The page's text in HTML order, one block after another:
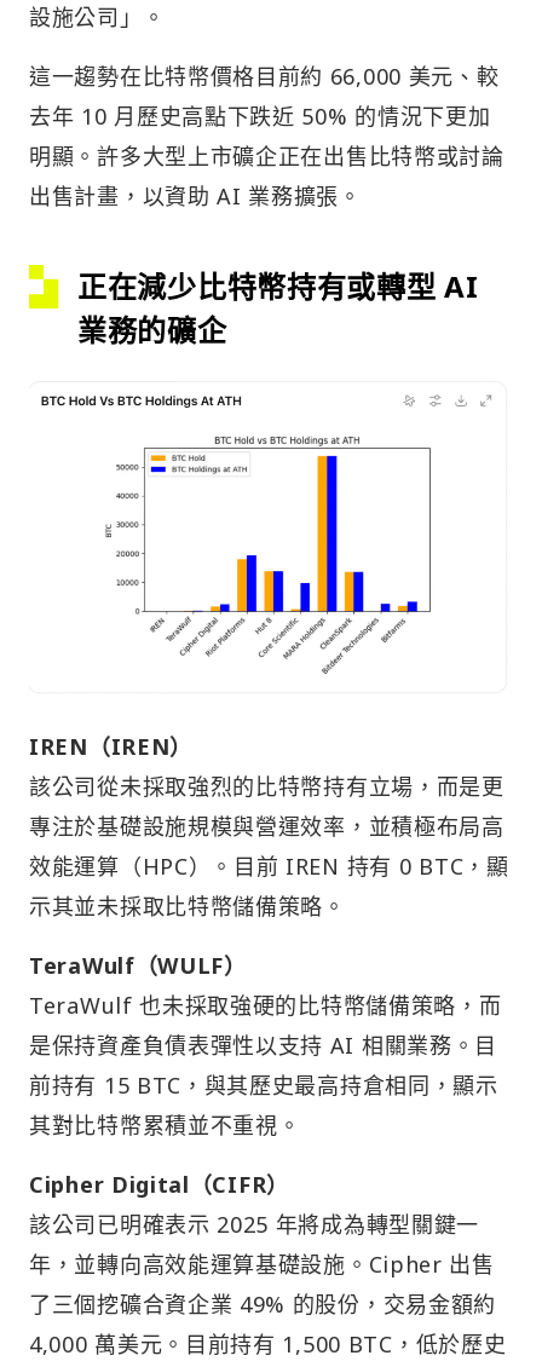
設施公司」。
這一趨勢在比特幣價格目前約 66,000 美元、較
去年 10 月歷史高點下跌近 50% 的情況下更加
明顯。許多大型上市礦企正在出售比特幣或討論
出售計畫，以資助 AI 業務擴張。
正在減少比特幣持有或轉型 AI
業務的礦企
IREN（IREN）
該公司從未採取強烈的比特幣持有立場，而是更
專注於基礎設施規模與營運效率，並積極布局高
效能運算（HPC）。目前 IREN 持有 0 BTC，顯
示其並未採取比特幣儲備策略。
TeraWulf（WULF）
TeraWulf 也未採取強硬的比特幣儲備策略，而
是保持資產負債表彈性以支持 AI 相關業務。目
前持有 15 BTC，與其歷史最高持倉相同，顯示
其對比特幣累積並不重視。
Cipher Digital（CIFR）
該公司已明確表示 2025 年將成為轉型關鍵一
年，並轉向高效能運算基礎設施。Cipher 出售
了三個挖礦合資企業 49% 的股份，交易金額約
4,000 萬美元。目前持有 1,500 BTC，低於歷史